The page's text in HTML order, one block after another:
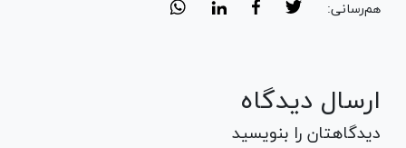
هم‌رسانی:
ارسال دیدگاه
دیدگاهتان را بنویسید